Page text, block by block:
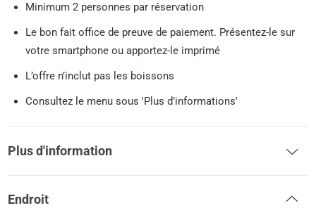
Minimum 2 personnes par réservation
Le bon fait office de preuve de paiement. Présentez-le sur
votre smartphone ou apportez-le imprimé
L’offre n’inclut pas les boissons
Consultez le menu sous 'Plus d’informations'
Plus d'information
Endroit